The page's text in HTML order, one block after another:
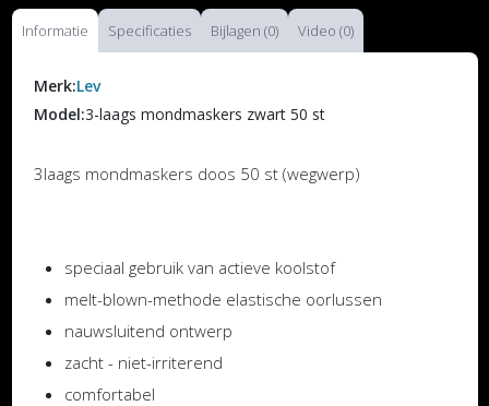
Informatie Specificaties Bijlagen (0) Video (0)
Merk:Lev
Model:3-laags mondmaskers zwart 50 st
3laags mondmaskers doos 50 st (wegwerp)
speciaal gebruik van actieve koolstof
melt-blown-methode elastische oorlussen
nauwsluitend ontwerp
zacht - niet-irriterend
comfortabel